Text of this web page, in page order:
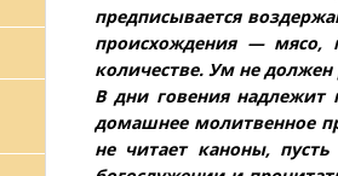
предписывается
происхождения — мясо,
количестве. Ум не
В дни говения надлежит
домашнее молитвенное
не читает каноны,